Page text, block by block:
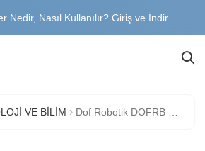
Nedir, Nasıl Kullanılır? Giriş ve İndir
VE BİLİM